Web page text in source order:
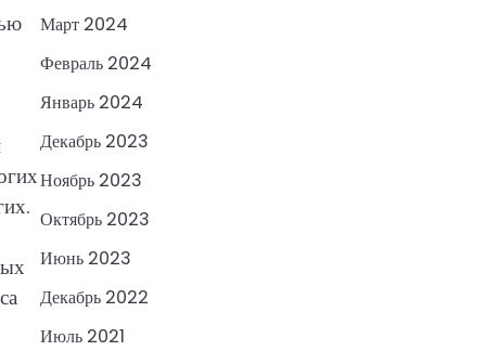
Март 2024
Февраль 2024
Январь 2024
Декабрь 2023
Ноябрь 2023
Октябрь 2023
Июнь 2023
Декабрь 2022
Июль 2021